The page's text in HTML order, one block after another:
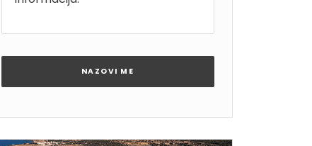
NAZOVI ME